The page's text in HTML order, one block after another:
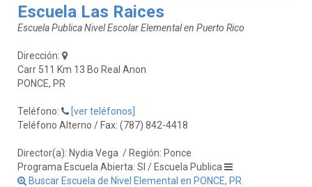
Escuela Las Raices
Escuela Publica Nivel Escolar Elemental en Puerto Rico
Dirección:
Carr 511 Km 13 Bo Real Anon
PONCE, PR
Teléfono:
[ver teléfonos]
Teléfono Alterno / Fax: (787) 842-4418
Director(a): Nydia Vega / Región: Ponce
Programa Escuela Abierta: SI / Escuela Publica
Buscar Escuela de Nivel Elemental en PONCE, PR